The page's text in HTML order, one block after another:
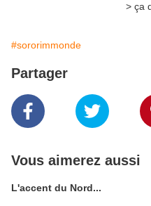
> ça
#sororimmonde
Partager
Vous aimerez aussi
L'accent du Nord...